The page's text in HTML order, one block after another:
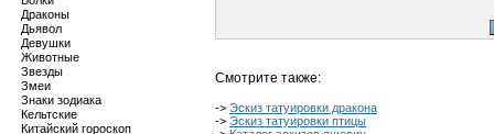
Драконы
Дьявол
Девушки
Животные
Звезды
Змеи
Знаки зодиака
Кельтские
Китайский гороскоп
Смотрите также:
-> Эскиз татуировки дракона
-> Эскиз татуировки птицы